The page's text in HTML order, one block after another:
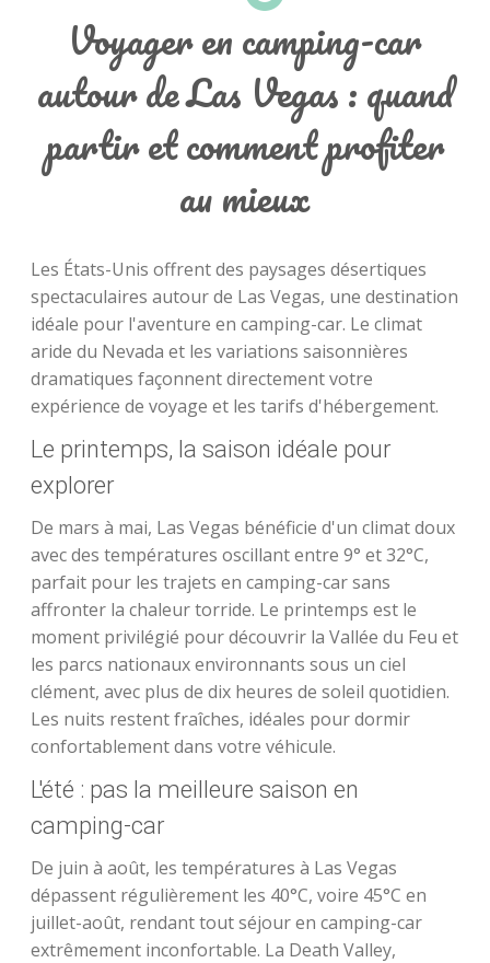
Voyager en camping-car
autour de Las Vegas : quand
partir et comment profiter
au mieux
Les États-Unis offrent des paysages désertiques
spectaculaires autour de Las Vegas, une destination
idéale pour l'aventure en camping-car. Le climat
aride du Nevada et les variations saisonnières
dramatiques façonnent directement votre
expérience de voyage et les tarifs d'hébergement.
Le printemps, la saison idéale pour
explorer
De mars à mai, Las Vegas bénéficie d'un climat doux
avec des températures oscillant entre 9° et 32°C,
parfait pour les trajets en camping-car sans
affronter la chaleur torride. Le printemps est le
moment privilégié pour découvrir la Vallée du Feu et
les parcs nationaux environnants sous un ciel
clément, avec plus de dix heures de soleil quotidien.
Les nuits restent fraîches, idéales pour dormir
confortablement dans votre véhicule.
L'été : pas la meilleure saison en
camping-car
De juin à août, les températures à Las Vegas
dépassent régulièrement les 40°C, voire 45°C en
juillet-août, rendant tout séjour en camping-car
extrêmement inconfortable. La Death Valley,